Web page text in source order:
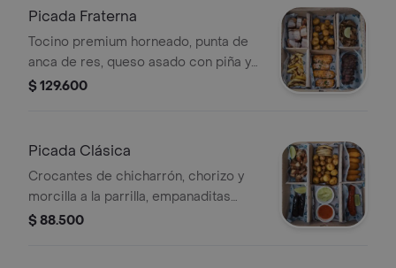
tentaculos de mazorca, guacamole y
Picada Fraterna
Tocino premium horneado, punta de
anca de res, queso asado con piña y
pesto, chinchulines acompañado de
personas.
$ 129.600
Picada Clásica
Crocantes de chicharrón, chorizo y
morcilla a la parrilla, empanaditas
fonda de papa, acompañado de arepa
$ 88.500